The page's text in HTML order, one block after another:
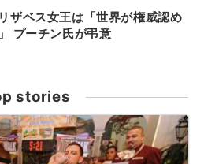
ザベス女王は「世界が権威認め
プーチン氏が弔意
stories